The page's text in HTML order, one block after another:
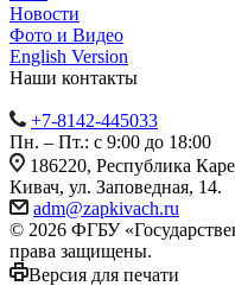
Новости
Фото и Видео
English Version
Наши контакты
+7-8142-445033
Пн. – Пт.: с 9:00 до 18:00
186220, Республика
Кивач, ул. Заповедная, 14.
adm@zapkivach.ru
© 2026 ФГБУ
права защищены.
Версия для печати